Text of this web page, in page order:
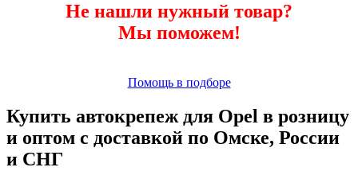
Не нашли нужный товар?
Мы поможем!
Помощь в подборе
Купить автокрепеж для Opel в розницу
и оптом с доставкой по Омске, России
и СНГ